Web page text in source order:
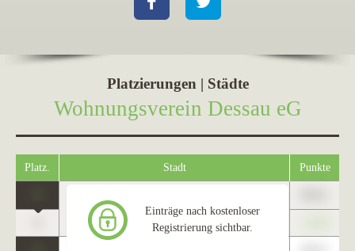
Platzierungen | Städte
Wohnungsverein Dessau eG
Platz. Stadt Punkte
Dessau-Roßlau
Einträge nach kostenloser
Registrierung sichtbar.